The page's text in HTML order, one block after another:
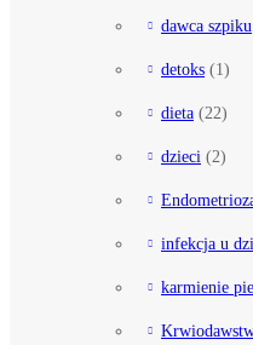
dawca szpiku
detoks (1)
dieta (22)
dzieci (2)
infekcja u
karmienie